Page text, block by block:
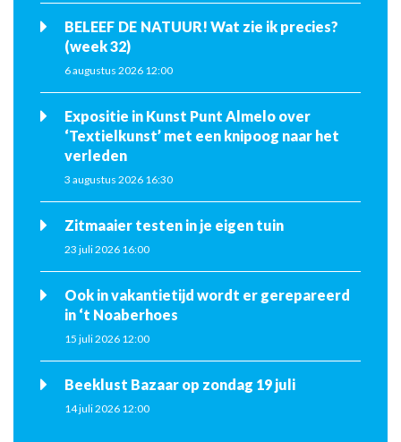
BELEEF DE NATUUR! Wat zie ik precies?
(week 32)
6 augustus 2026 12:00
Expositie in Kunst Punt Almelo over
‘Textielkunst’ met een knipoog naar het
verleden
3 augustus 2026 16:30
Zitmaaier testen in je eigen tuin
23 juli 2026 16:00
Ook in vakantietijd wordt er gerepareerd
in ‘t Noaberhoes
15 juli 2026 12:00
Beeklust Bazaar op zondag 19 juli
14 juli 2026 12:00